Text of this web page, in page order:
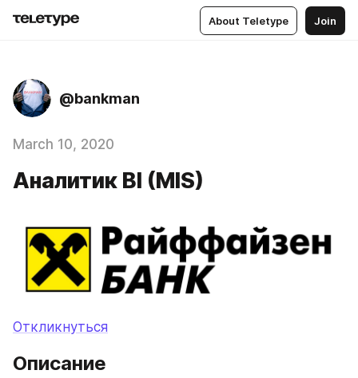
About Teletype Join
@bankman
March 10, 2020
Аналитик BI (MIS)
Откликнуться
Описание